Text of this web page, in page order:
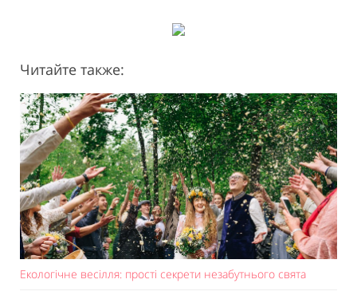
Читайте также:
Екологічне весілля: прості секрети незабутнього свята